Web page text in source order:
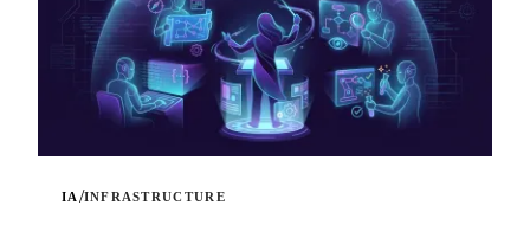
IA /INFRASTRUCTURE